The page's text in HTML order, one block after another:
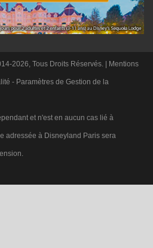
2026, Tous Droits Réservés. | Mentions
- Paramètres de Gestion de la
et n'est en aucun cas lié à
adressée à Disneyland Paris sera